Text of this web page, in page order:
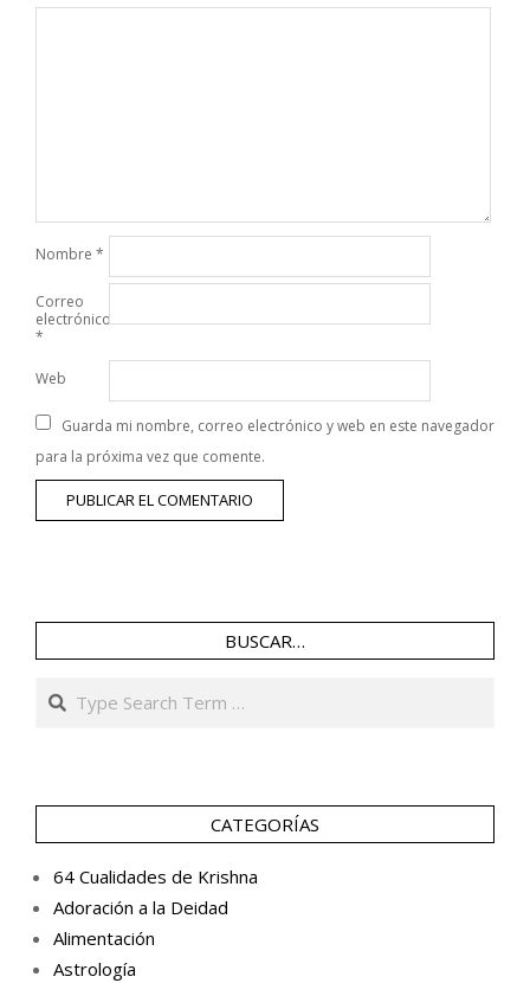
Nombre *
Correo
electrónico
*
Web
Guarda mi nombre, correo electrónico y web en este navegador
para la próxima vez que comente.
BUSCAR…
Search
CATEGORÍAS
64 Cualidades de Krishna
Adoración a la Deidad
Alimentación
Astrología